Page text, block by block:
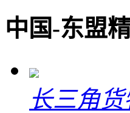
中国-东盟精
长三角